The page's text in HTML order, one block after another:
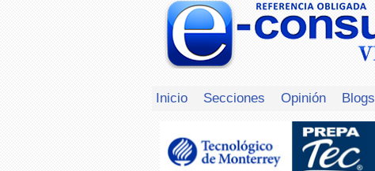
Inicio Secciones Opinión Blogs